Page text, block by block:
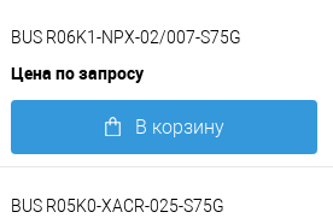
BUS R06K1-NPX-02/007-S75G
Цена по запросу
В корзину
BUS R05K0-XACR-025-S75G